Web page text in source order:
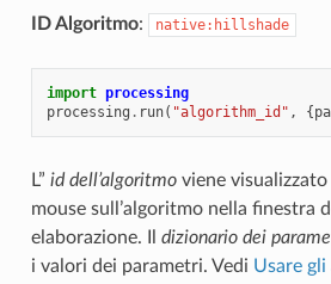
ID Algoritmo: native:hillshade
import processing
processing . run( "algorithm_id" , {
L” id dell’algoritmoviene visualizzato
mouse sull’algoritmo nella finestra
elaborazione. Il dizionario dei
i valori dei parametri. Vedi Usare